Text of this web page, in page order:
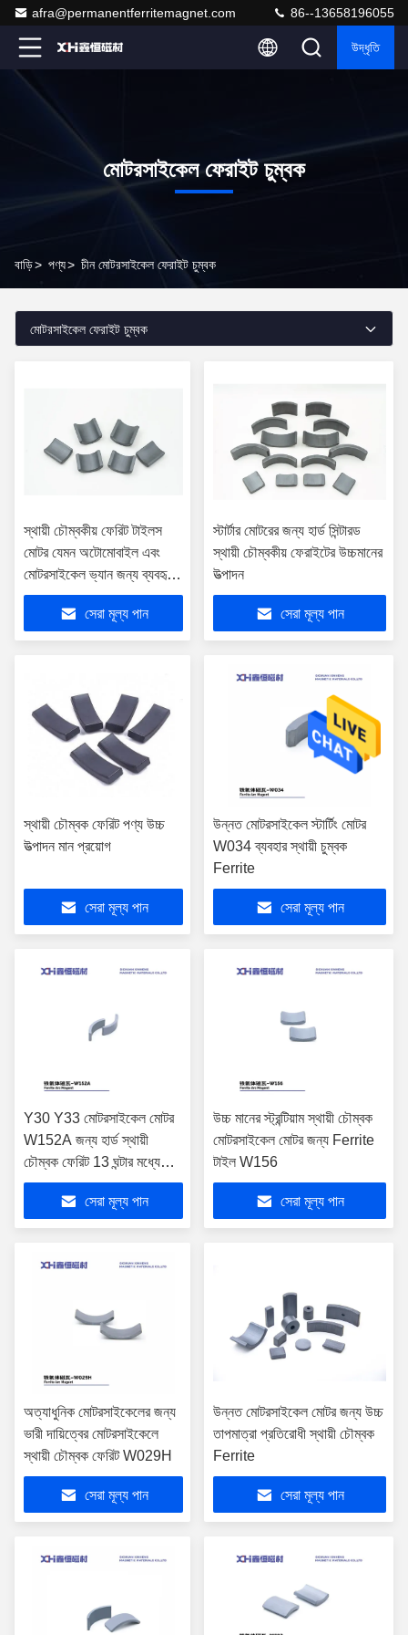
afra@permanentferritemagnet.com 86--13658196055
উদ্ধৃতি
মোটরসাইকেল ফেরাইট চুম্বক
বাড়ি> পণ্য> চীন মোটরসাইকেল ফেরাইট চুম্বক
মোটরসাইকেল ফেরাইট চুম্বক
স্থায়ী চৌম্বকীয় ফেরিট টাইলস
মোটর যেমন অটোমোবাইল এবং
মোটরসাইকেল ভ্যান জন্য ব্যবহৃত
হয়
সেরা মূল্য পান
স্টার্টার মোটরের জন্য হার্ড সিন্টারড
স্থায়ী চৌম্বকীয় ফেরাইটের উচ্চমানের
উত্পাদন
সেরা মূল্য পান
স্থায়ী চৌম্বক ফেরিট পণ্য উচ্চ
উত্পাদন মান প্রয়োগ
সেরা মূল্য পান
উন্নত মোটরসাইকেল স্টার্টিং মোটর
W034 ব্যবহার স্থায়ী চুম্বক
Ferrite
সেরা মূল্য পান
Y30 Y33 মোটরসাইকেল মোটর
W152A জন্য হার্ড স্থায়ী
চৌম্বক ফেরিট 13 ঘন্টার মধ্যে
sintered
সেরা মূল্য পান
উচ্চ মানের স্ট্রন্টিয়াম স্থায়ী চৌম্বক
মোটরসাইকেল মোটর জন্য Ferrite
টাইল W156
সেরা মূল্য পান
অত্যাধুনিক মোটরসাইকেলের জন্য
ভারী দায়িত্বের মোটরসাইকেলে
স্থায়ী চৌম্বক ফেরিট W029H
সেরা মূল্য পান
উন্নত মোটরসাইকেল মোটর জন্য উচ্চ
তাপমাত্রা প্রতিরোধী স্থায়ী চৌম্বক
Ferrite
সেরা মূল্য পান